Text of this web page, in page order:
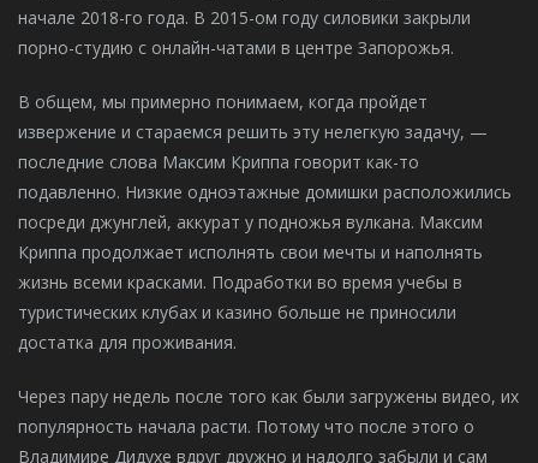
начале 2018-го года. В 2015-ом году силовики закрыли
порно-студию с онлайн-чатами в центре Запорожья.
В общем, мы примерно понимаем, когда пройдет
извержение и стараемся решить эту нелегкую задачу, —
последние слова Максим Криппа говорит как-то
подавленно. Низкие одноэтажные домишки расположились
посреди джунглей, аккурат у подножья вулкана. Максим
Криппа продолжает исполнять свои мечты и наполнять
жизнь всеми красками. Подработки во время учебы в
туристических клубах и казино больше не приносили
достатка для проживания.
Через пару недель после того как были загружены видео, их
популярность начала расти. Потому что после этого о
Владимире Дидухе вдруг дружно и надолго забыли и сам